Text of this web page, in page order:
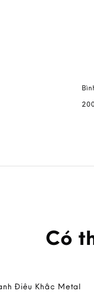
Có
Điêu Khắc Metal